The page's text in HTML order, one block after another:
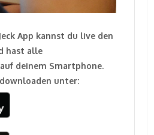
App kannst du live den
hast alle
deinem Smartphone.
unter: